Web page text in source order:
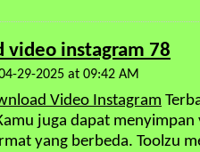
video instagram 78
29-2025 at 09:42 AM
Video Instagram
juga dapat
yang berbeda. Toolzu